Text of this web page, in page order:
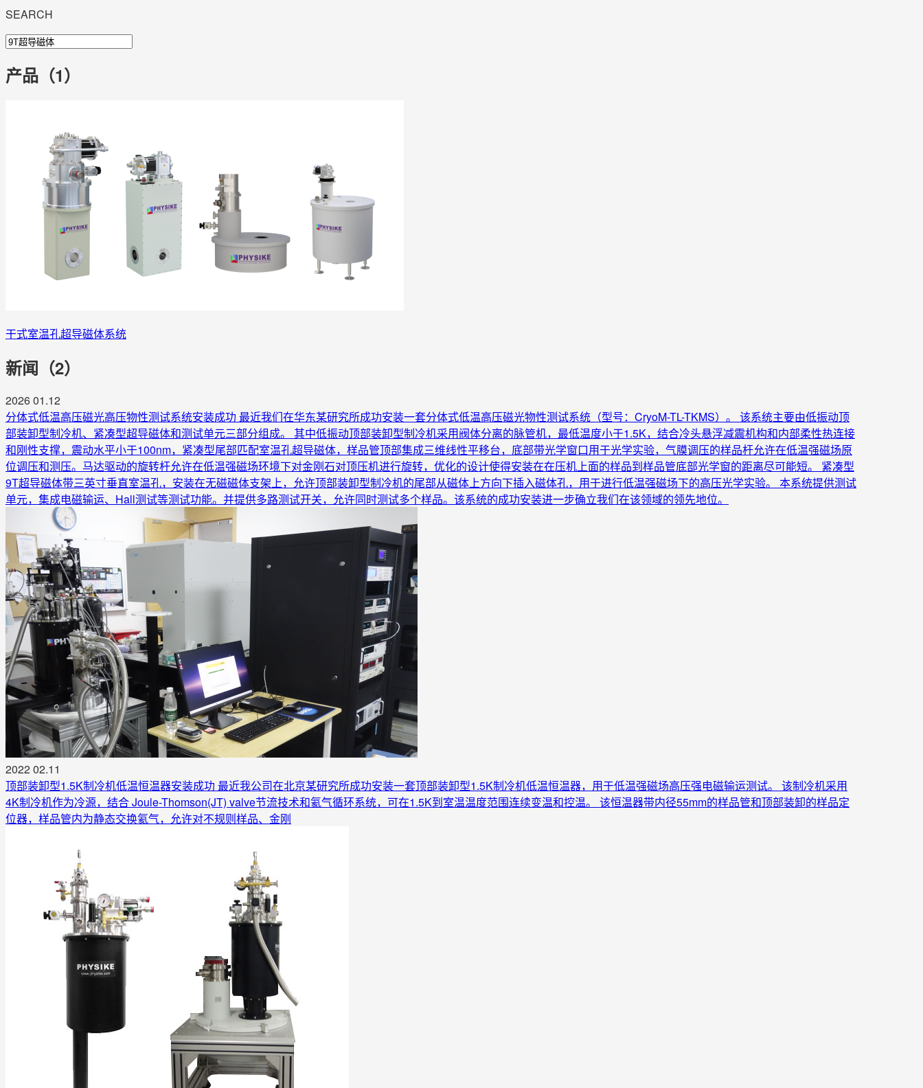
SEARCH
产品（1）
干式室温孔超导磁体系统
新闻（2）
202601.12
分体式低温高压磁光高压物性测试系统安装成功 最近我们在华东某研究所成功安装一套分体式低温高压磁光物性测试系统（型号：CryoM-TL-TKMS）。 该系统主要由低振动顶
部装卸型制冷机、紧凑型超导磁体和测试单元三部分组成。 其中低振动顶部装卸型制冷机采用阀体分离的脉管机，最低温度小于1.5K，结合冷头悬浮减震机构和内部柔性热连接
和刚性支撑，震动水平小于100nm，紧凑型尾部匹配室温孔超导磁体，样品管顶部集成三维线性平移台，底部带光学窗口用于光学实验，气膜调压的样品杆允许在低温强磁场原
位调压和测压。马达驱动的旋转杆允许在低温强磁场环境下对金刚石对顶压机进行旋转，优化的设计使得安装在在压机上面的样品到样品管底部光学窗的距离尽可能短。 紧凑型
9T超导磁体带三英寸垂直室温孔，安装在无磁磁体支架上，允许顶部装卸型制冷机的尾部从磁体上方向下插入磁体孔，用于进行低温强磁场下的高压光学实验。 本系统提供测试
单元，集成电磁输运、Hall测试等测试功能。并提供多路测试开关，允许同时测试多个样品。该系统的成功安装进一步确立我们在该领域的领先地位。
2022 02.11
顶部装卸型1.5K制冷机低温恒温器安装成功 最近我公司在北京某研究所成功安装一套顶部装卸型1.5K制冷机低温恒温器，用于低温强磁场高压强电磁输运测试。 该制冷机采用
4K制冷机作为冷源，结合 Joule-Thomson(JT) valve节流技术和氦气循环系统，可在1.5K到室温温度范围连续变温和控温。 该恒温器带内径55mm的样品管和顶部装卸的样品定
位器，样品管内为静态交换氦气，允许对不规则样品、金刚